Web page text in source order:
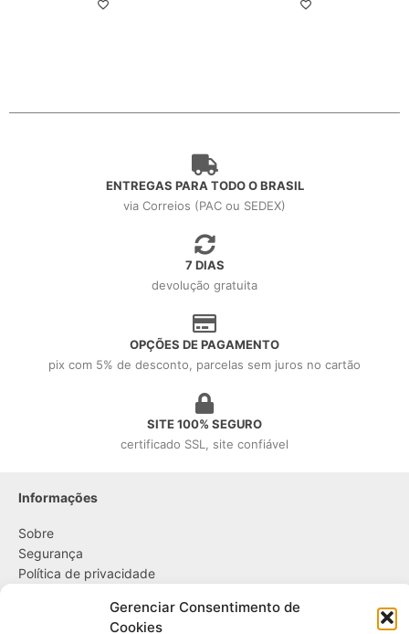
Gerenciar Consentimento de
Cookies
ENTREGAS PARA TODO O BRASIL
via Correios (PAC ou SEDEX)
7 DIAS
devolução gratuita
OPÇÕES DE PAGAMENTO
pix com 5% de desconto, parcelas sem juros no cartão
SITE 100% SEGURO
certificado SSL, site confiável
Informações
Sobre
Segurança
Política de privacidade